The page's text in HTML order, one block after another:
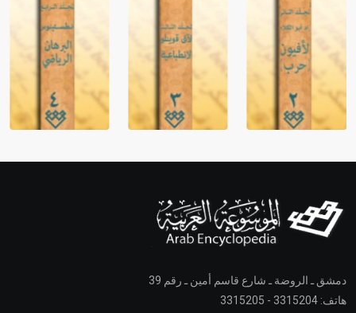
دمشق ـ الروضة ـ شارع قاسم أمين ـ رقم 39
هاتف: 3315204 - 3315205